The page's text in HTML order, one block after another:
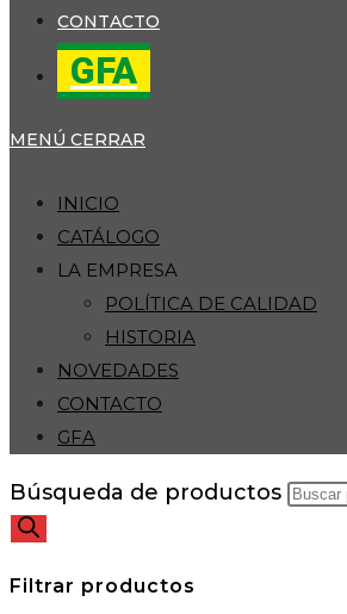
CONTACTO
GFA
MENÚ CERRAR
INICIO
CATÁLOGO
LA EMPRESA
POLÍTICA DE CALIDAD
HISTORIA
NOVEDADES
CONTACTO
GFA
Búsqueda de productos
Filtrar productos